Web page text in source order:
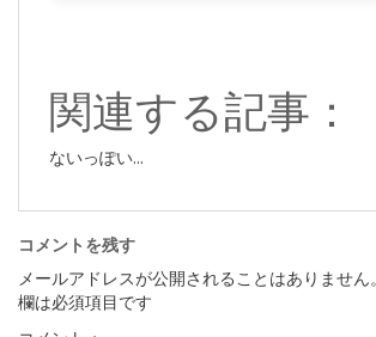
関連する記事：
ないっぽい...
コメントを残す
メールアドレスが公開されることはありません。
欄は必須項目です